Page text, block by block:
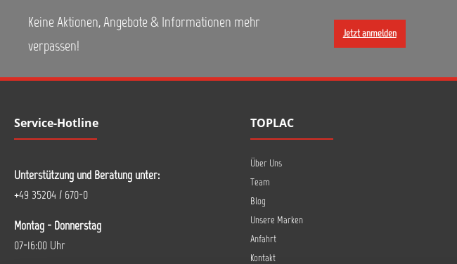
Keine Aktionen, Angebote & Informationen mehr
verpassen!
Jetzt anmelden
Service-Hotline
Unterstützung und Beratung unter:
+49 35204 / 670-0
Montag - Donnerstag
07-16:00 Uhr
TOPLAC
Über Uns
Team
Blog
Unsere Marken
Anfahrt
Kontakt